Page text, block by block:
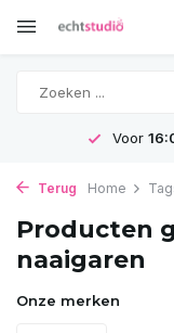
Voor
Terug Home
Producten
naaigaren
Onze merken